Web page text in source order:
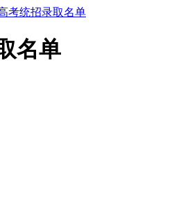
考统招录取名单
名单